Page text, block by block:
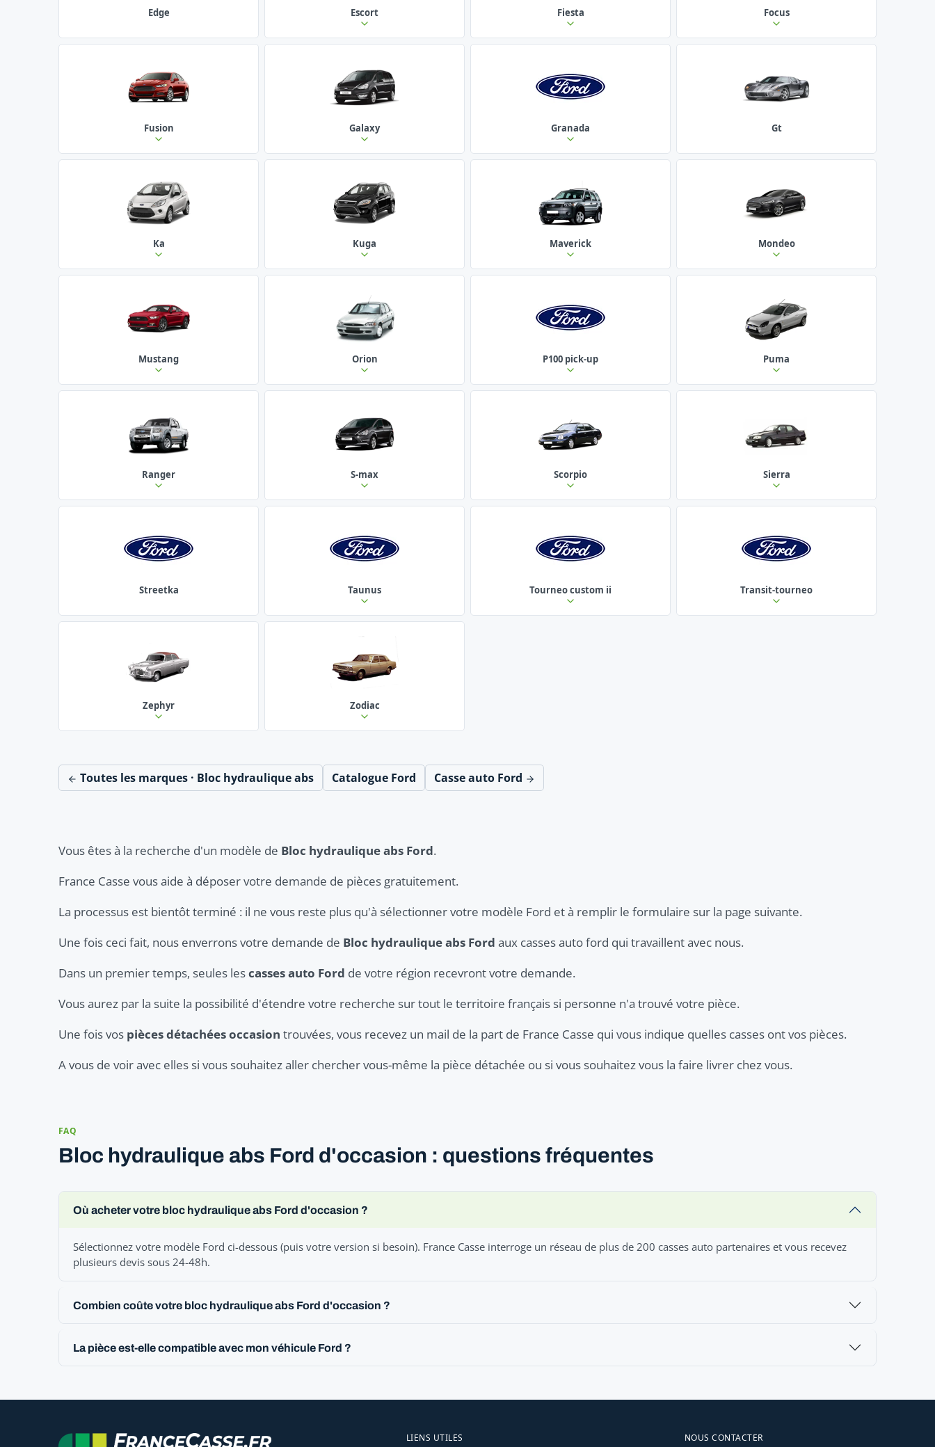
Edge Escort Fiesta Focus
Fusion Galaxy Granada Gt
Ka Kuga Maverick Mondeo
Mustang Orion P100 pick-up Puma
Ranger S-max Scorpio Sierra
Streetka Taunus Tourneo custom ii Transit-tourneo
Zephyr Zodiac
Toutes les marques · Bloc hydraulique abs Catalogue Ford Casse auto Ford
Vous êtes à la recherche d'un modèle de Bloc hydraulique abs Ford.
France Casse vous aide à déposer votre demande de pièces gratuitement.
La processus est bientôt terminé : il ne vous reste plus qu'à sélectionner votre modèle Ford et à remplir le formulaire sur la page suivante.
Une fois ceci fait, nous enverrons votre demande de Bloc hydraulique abs Ford aux casses auto ford qui travaillent avec nous.
Dans un premier temps, seules lescasses auto Ford de votre région recevront votre demande.
Vous aurez par la suite la possibilité d'étendre votre recherche sur tout le territoire français si personne n'a trouvé votre pièce.
Une fois vos pièces détachées occasion trouvées, vous recevez un mail de la part de France Casse qui vous indique quelles casses ont vos pièces.
A vous de voir avec elles si vous souhaitez aller chercher vous-même la pièce détachée ou si vous souhaitez vous la faire livrer chez vous.
FAQ
Bloc hydraulique abs Ford d'occasion : questions fréquentes
Où acheter votre bloc hydraulique abs Ford d'occasion ?
Sélectionnez votre modèle Ford ci-dessous (puis votre version si besoin). France Casse interroge un réseau de plus de 200 casses auto partenaires et vous recevez
plusieurs devis sous 24-48h.
Combien coûte votre bloc hydraulique abs Ford d'occasion ?
La pièce est-elle compatible avec mon véhicule Ford ?
LIENS UTILES NOUS CONTACTER